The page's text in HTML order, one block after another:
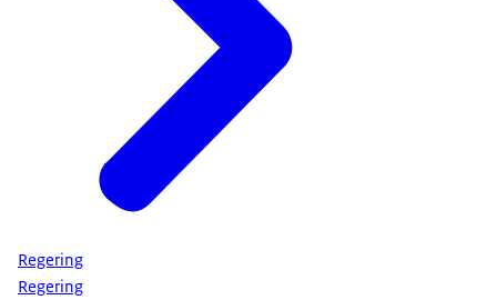
Regering
Regering